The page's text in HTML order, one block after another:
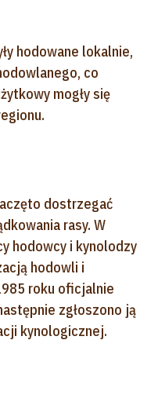
hodowane lokalnie,
co
mogły się
dostrzegać
rasy. W
hodowcy i kynolodzy
hodowli i
roku oficjalnie
zgłoszono ją
kynologicznej.